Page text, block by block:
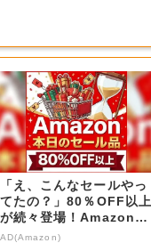
「え、こんなセールやっ
てたの？」80％OFF以上
が続々登場！Amazonの
本気が...
AD(Amazon)